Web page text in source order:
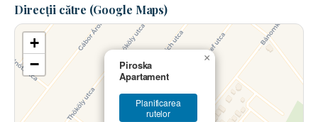
Direcții către (Google Maps)
Piroska
Apartament
Planificarea
rutelor
×
+
−